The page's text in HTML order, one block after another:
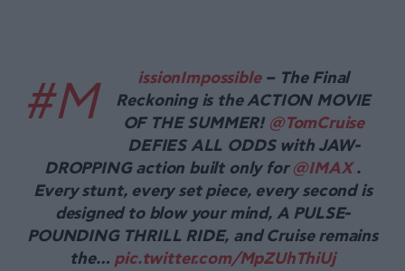
#M issionImpossible– The Final
Reckoning is the ACTION MOVIE
OF THE SUMMER! @TomCruise
DEFIES ALL ODDS with JAW-
DROPPING action built only for@IMAX.
Every stunt, every set piece, every second is
designed to blow your mind, A PULSE-
POUNDING THRILL RIDE, and Cruise remains
the… pic.twitter.com/MpZUhThiUj